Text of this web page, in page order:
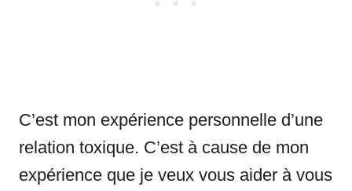
C’est mon expérience personnelle d’une
relation toxique. C’est à cause de mon
expérience que je veux vous aider à vous